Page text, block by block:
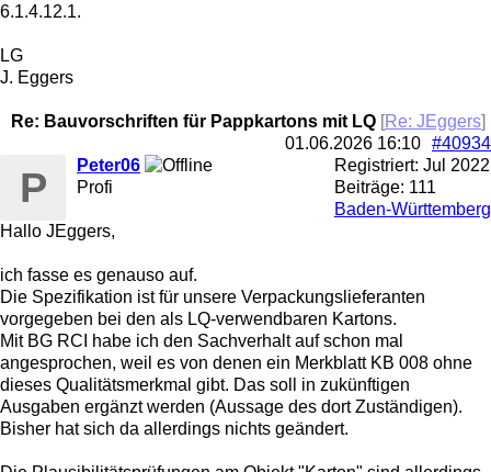
6.1.4.12.1.
LG
J. Eggers
Re: Bauvorschriften für Pappkartons mit LQ [Re: JEggers]
#40934
01.06.2026 16:10
Registriert: Jul 2022
Beiträge: 111
Baden-Württemberg
P
Peter06
Profi
Hallo JEggers,
ich fasse es genauso auf.
Die Spezifikation ist für unsere Verpackungslieferanten
vorgegeben bei den als LQ-verwendbaren Kartons.
Mit BG RCI habe ich den Sachverhalt auf schon mal
angesprochen, weil es von denen ein Merkblatt KB 008 ohne
dieses Qualitätsmerkmal gibt. Das soll in zukünftigen
Ausgaben ergänzt werden (Aussage des dort Zuständigen).
Bisher hat sich da allerdings nichts geändert.